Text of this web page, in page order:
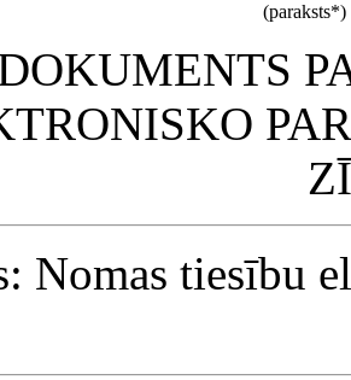
(paraksts*)
Nomas tiesību